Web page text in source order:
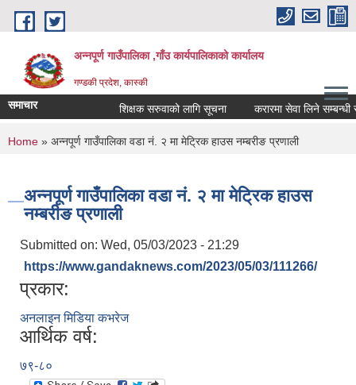
Skip to main content
अन्नपूर्ण गाउँपालिका ,गाँउ कार्यपालिकाको कार्यालय
गण्डकी प्रदेश, कास्की
समाचार शिक्षक सरुवाको लागि सूचना करारमा सेवा लिने सम्बन्धी
You are here
Home » अन्नपूर्ण गाउँपालिका वडा नं. २ मा मेट्रिक हाउस नम्बरीङ प्रणाली
अन्नपूर्ण गाउँपालिका वडा नं. २ मा मेट्रिक हाउस
नम्बरीङ प्रणाली
Submitted on: Wed, 05/03/2023 - 21:29
https://www.gandaknews.com/2023/05/03/111266/
प्रकार:
अनलाइन मिडिया कभरेज
आर्थिक वर्ष:
७९-८०